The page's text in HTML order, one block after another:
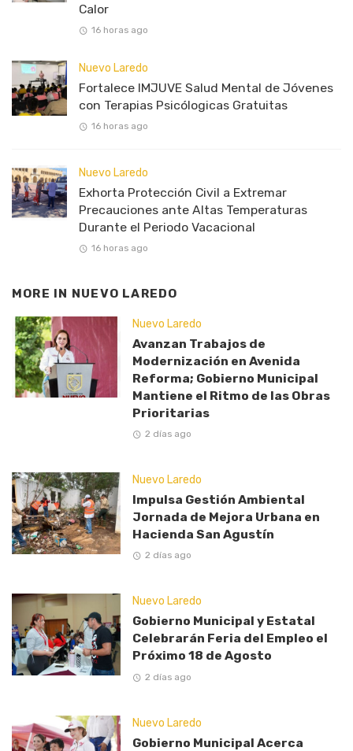
Calor
16 horas ago
Nuevo Laredo
Fortalece IMJUVE Salud Mental de Jóvenes
con Terapias Psicólogicas Gratuitas
16 horas ago
Nuevo Laredo
Exhorta Protección Civil a Extremar
Precauciones ante Altas Temperaturas
Durante el Periodo Vacacional
16 horas ago
MORE IN NUEVO LAREDO
Nuevo Laredo
Avanzan Trabajos de
Modernización en Avenida
Reforma; Gobierno Municipal
Mantiene el Ritmo de las Obras
Prioritarias
2 días ago
Nuevo Laredo
Impulsa Gestión Ambiental
Jornada de Mejora Urbana en
Hacienda San Agustín
2 días ago
Nuevo Laredo
Gobierno Municipal y Estatal
Celebrarán Feria del Empleo el
Próximo 18 de Agosto
2 días ago
Nuevo Laredo
Gobierno Municipal Acerca